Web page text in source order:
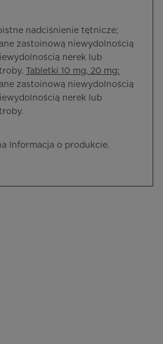
nadciśnienie tętnicze;
zastoinową niewydolnością
nerek lub
Tabletki 10 mg, 20 mg:
zastoinową niewydolnością
nerek lub
Informacja o produkcie.